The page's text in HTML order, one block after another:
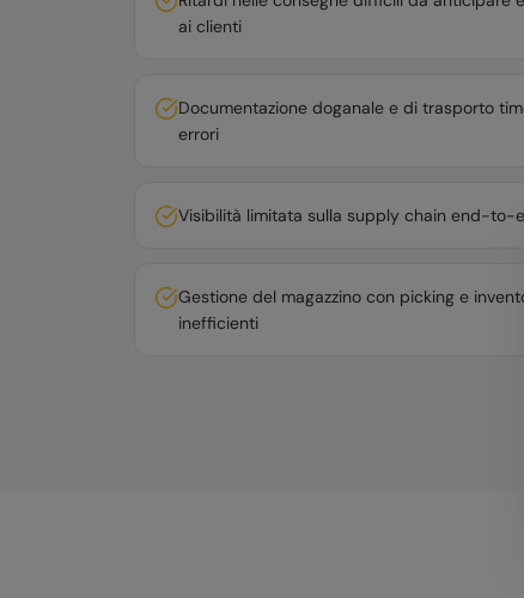
ai clienti
Documentazione doganale e di trasporto
errori
Visibilità limitata sulla supply chain end-to-
Gestione del magazzino con picking e
inefficienti